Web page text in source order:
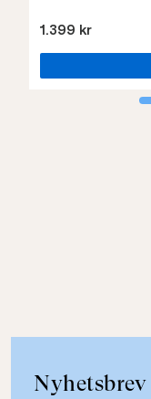
1.399 kr
Nyhetsbrev